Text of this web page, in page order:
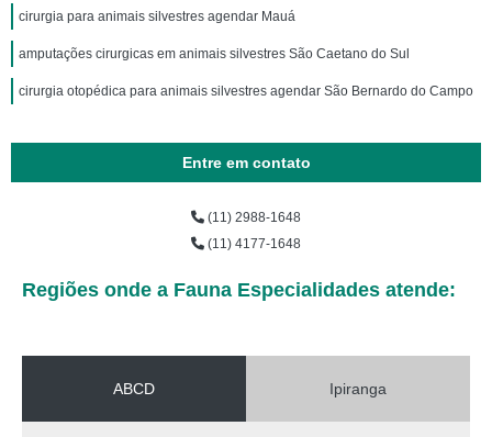
cirurgia para animais silvestres agendar Mauá
amputações cirurgicas em animais silvestres São Caetano do Sul
cirurgia otopédica para animais silvestres agendar São Bernardo do Campo
Entre em contato
(11) 2988-1648
(11) 4177-1648
Regiões onde a Fauna Especialidades atende:
ABCD Ipiranga